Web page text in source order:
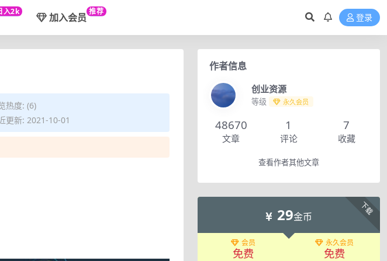
入2k 加入会员 推荐
登录
热度: (6)
更新: 2021-10-01
作者信息
创业资源
等级 永久会员
48670
文章
1
评论
7
收藏
查看作者其他文章
下载
29金币
会员
免费
永久会员
免费